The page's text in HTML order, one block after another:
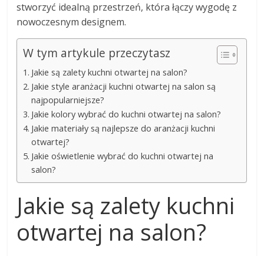
stworzyć idealną przestrzeń, która łączy wygodę z
nowoczesnym designem.
W tym artykule przeczytasz
Jakie są zalety kuchni otwartej na salon?
Jakie style aranżacji kuchni otwartej na salon są
najpopularniejsze?
Jakie kolory wybrać do kuchni otwartej na salon?
Jakie materiały są najlepsze do aranżacji kuchni
otwartej?
Jakie oświetlenie wybrać do kuchni otwartej na
salon?
Jakie są zalety kuchni
otwartej na salon?